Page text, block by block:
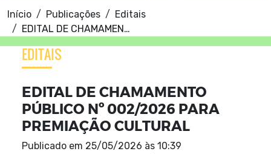
Início Publicações
Editais
EDITAL DE CHAMAMENTO PÚBLICO Nº 002/2026 PARA PREMIAÇÃO CULTURAL
EDITAIS
EDITAL DE CHAMAMENTO
PÚBLICO Nº 002/2026 PARA
PREMIAÇÃO CULTURAL
Publicado em 25/05/2026 às 10:39